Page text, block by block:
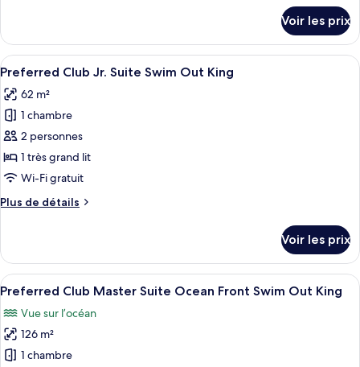
Suite
Partial
Ocean
View
King
le
type
de
Preferred
Club
Suite
Partial
Ocean
View
King
Voir les prix
Afficher
toutes
les
photos
pour
ce
type
chambre :
Jr.
Suite
Out
King
Une chambre d’hôtel moderne
3
Preferred Club Jr. Suite Swim Out King
62 m²
1 chambre
2 personnes
1 très grand lit
Wi-Fi gratuit
Plus de détails
Plus
le
type
de
Preferred
Club
Jr.
Suite
Voir les prix
Afficher
toutes
les
photos
pour
Une chambre d’hôtel moderne
4
Preferred Club Master Suite Ocean Front Swim Out King
Vue sur l’océan
126 m²
1 chambre